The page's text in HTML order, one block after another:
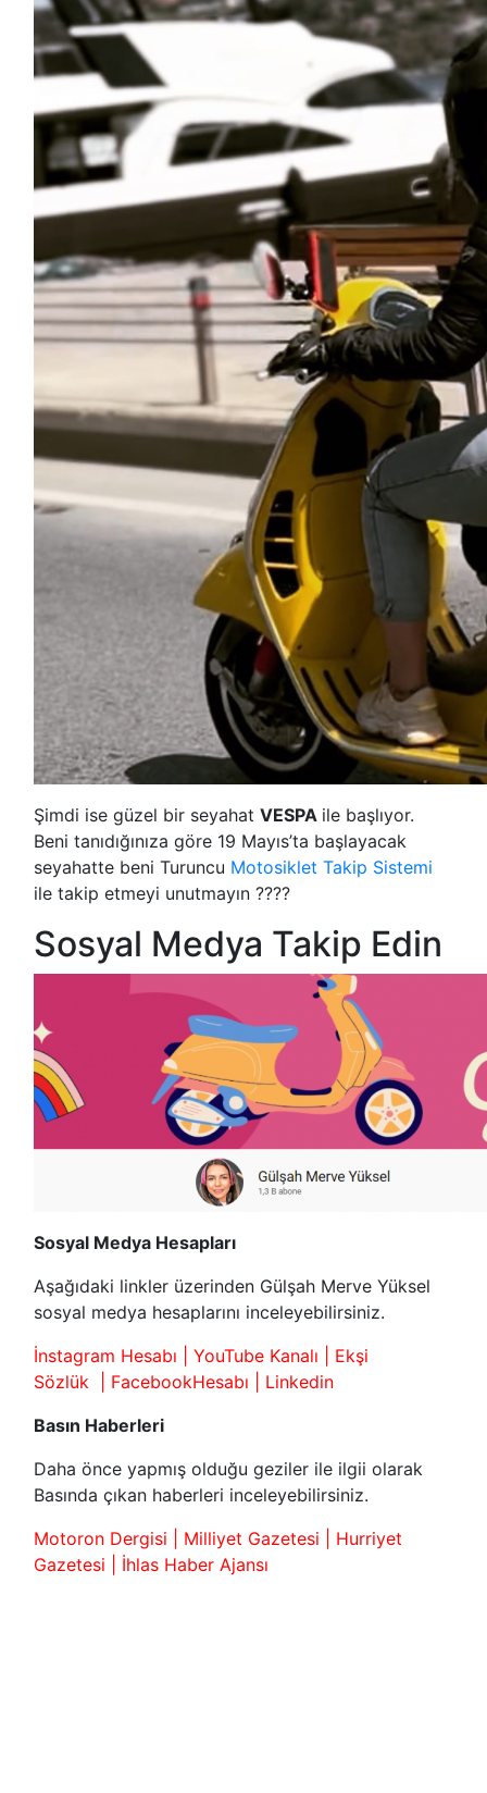
Şimdi ise güzel bir seyahat VESPA ile başlıyor.
Beni tanıdığınıza göre 19 Mayıs’ta başlayacak
seyahatte beni Turuncu Motosiklet Takip Sistemi
ile takip etmeyi unutmayın ????
Sosyal Medya Takip Edin
Sosyal Medya Hesapları
Aşağıdaki linkler üzerinden Gülşah Merve Yüksel
sosyal medya hesaplarını inceleyebilirsiniz.
İnstagram Hesabı
YouTube Kanalı
Ekşi
Sözlük
FacebookHesabı
Linkedin
Basın Haberleri
Daha önce yapmış olduğu geziler ile ilgii olarak
Basında çıkan haberleri inceleyebilirsiniz.
Motoron Dergisi
Milliyet Gazetesi
Hurriyet
Gazetesi
İhlas Haber Ajansı